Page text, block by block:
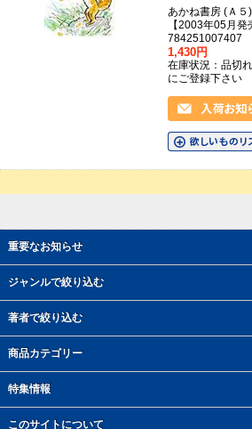
重要なお知らせ
ジャンルで絞り込む
著者で絞り込む
商品カテゴリー
特集情報
このサイトについて
あかね書房 (Ａ５)
【2003年05月
784251007407
1,430円
在庫状況：品切
にご登録下さい